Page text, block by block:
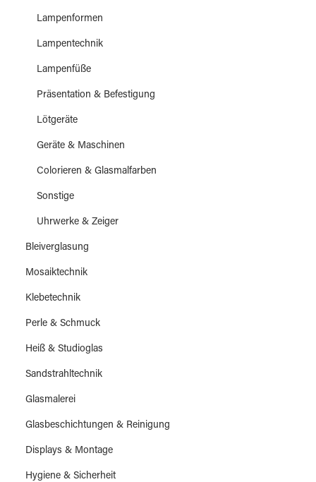
Lampenformen
Lampentechnik
Lampenfüße
Präsentation & Befestigung
Lötgeräte
Geräte & Maschinen
Colorieren & Glasmalfarben
Sonstige
Uhrwerke & Zeiger
Bleiverglasung
Mosaiktechnik
Klebetechnik
Perle & Schmuck
Heiß & Studioglas
Sandstrahltechnik
Glasmalerei
Glasbeschichtungen & Reinigung
Displays & Montage
Hygiene & Sicherheit